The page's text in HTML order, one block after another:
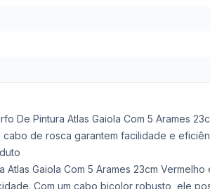
De Pintura Atlas Gaiola Com 5 Arames
de rosca garantem facilidade e
Atlas Gaiola Com 5 Arames 23cm
Com um cabo bicolor robusto, ele